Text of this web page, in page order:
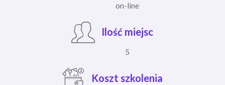
on-line
Ilość miejsc
5
Koszt szkolenia